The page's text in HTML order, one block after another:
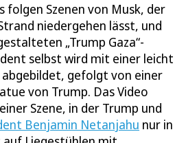
folgen Szenen von Musk, der
niedergehen lässt, und
„Trump Gaza“-
selbst wird mit einer leicht
gefolgt von einer
von Trump. Das Video
Szene, in der Trump und
Benjamin Netanjahu nur in